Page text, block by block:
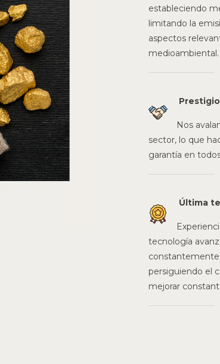
estableciendo
limitando la
aspectos
medioambiental.
Nos
sector, lo que
garantía en
Última
tecnología
constantemente
persiguiendo el
mejorar